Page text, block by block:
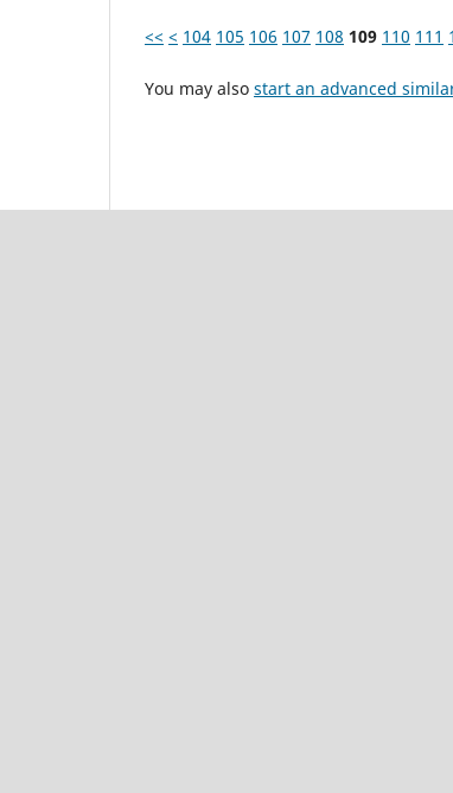
<< < 104 105 106 107 108 109 110 111
You may also start an advanced